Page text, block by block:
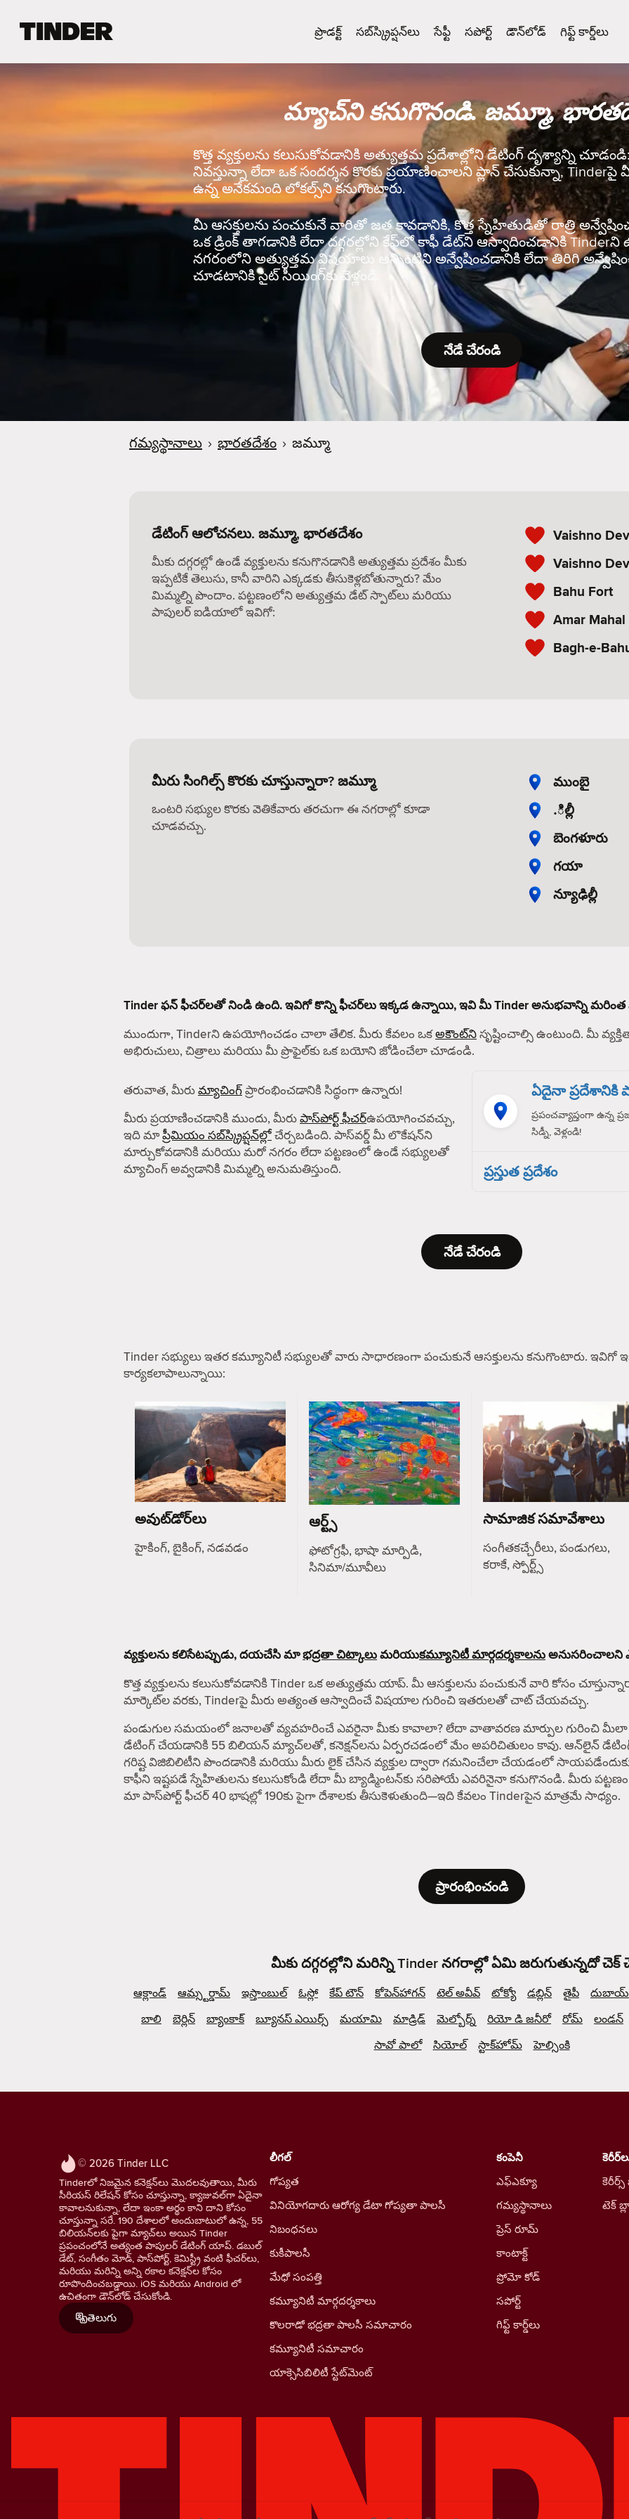
e
ప్రొడక్ట్ సబ్‌స్క్రిప్షన్‌లు సేఫ్టీ సపోర్ట్ డౌన్‌లోడ్ గిఫ్ట్ కార్డ్‌లు
మ్యాచ్‌ని కనుగొనండి. జమ్మూ,
కొత్త వ్యక్తులను కలుసుకోవడానికి అత్యుత్తమ ప్రదేశాల్లోని డేటింగ్ దృశ్యాన్ని
నివస్తున్నా లేదా ఒక సందర్శన కొరకు ప్రయాణించాలని ప్లాన్ చేసుకున్నా, Tinderపై
ఉన్న అనేకమంది లోకల్స్‌ని కనుగొంటారు.
మీ ఆసక్తులను పంచుకునే వారితో జత కావడానికి, కొత్త స్నేహితుడితో రాత్రి
ఒక డ్రింక్ తాగడానికి లేదా దగ్గరల్లోని కేఫ్‌లో కాఫీ డేట్‌ని ఆస్వాదించడానికి
నగరంలోని అత్యుత్తమ విషయాలు అన్నింటిని అన్వేషించడానికి లేదా తిరిగి
చూడటానికి సైట్ సీయింగ్‌కు వెళ్లండి.
నేడే చేరండి
గమ్యస్థానాలు › భారతదేశం › జమ్మూ
డేటింగ్ ఆలోచనలు. జమ్మూ, భారతదేశం
మీకు దగ్గరల్లో ఉండే వ్యక్తులను కనుగొనడానికి అత్యుత్తమ ప్రదేశం మీకు
ఇప్పటికే తెలుసు, కానీ వారిని ఎక్కడకు తీసుకెళ్లబోతున్నారు? మేం
మిమ్మల్ని పొందాం. పట్టణంలోని అత్యుత్తమ డేట్ స్పాట్‌లు మరియు
పాపులర్ ఐడియాలో ఇవిగో:
Vaishno
Vaishno
Bahu Fort
Amar
Bagh-e-
మీరు సింగిల్స్ కొరకు చూస్తున్నారా? జమ్మూ
ఒంటరి సభ్యుల కొరకు వెతికేవారు తరచుగా ఈ నగరాల్లో కూడా
చూడవచ్చు.
ముంబై
.ిల్లీ
బెంగళూరు
గయా
న్యూఢిల్లీ
Tinder ఫన్ ఫీచర్‌లతో నిండి ఉంది. ఇవిగో కొన్ని ఫీచర్‌లు ఇక్కడ ఉన్నాయి, ఇవి మీ Tinder అనుభవాన్ని
ముందుగా, Tinderని ఉపయోగించడం చాలా తేలిక. మీరు కేవలం ఒకఅకౌంట్‌నిసృష్టించాల్సి ఉంటుంది. మీ
అభిరుచులు, చిత్రాలు మరియు మీ ప్రొఫైల్‌కు ఒక బయోని జోడించేలా చూడండి.
తరువాత, మీరుమ్యాచింగ్ప్రారంభించడానికి సిద్ధంగా ఉన్నారు!
మీరు ప్రయాణించడానికి ముందు, మీరుపాస్‌పోర్ట్ ఫీచర్ఉపయోగించవచ్చు,
ఇది మాప్రీమియం సబ్‌స్క్రిప్షన్‌ల్లోచేర్చబడింది. పాస్‌వర్డ్ మీ లొకేషన్‌ని
మార్చుకోవడానికి మరియు మరో నగరం లేదా పట్టణంలో ఉండే సభ్యులతో
మ్యాచింగ్ అవ్వడానికి మిమ్మల్ని అనుమతిస్తుంది.
ఏదైనా ప్రదేశానికి
ప్రపంచవ్యాప్తంగా ఉన్న
సిడ్నీ, వెళ్లండి!
ప్రస్తుత ప్రదేశం
నేడే చేరండి
Tinder సభ్యులు ఇతర కమ్యూనిటీ సభ్యులతో వారు సాధారణంగా పంచుకునే ఆసక్తులను కనుగొంటారు.
కార్యకలాపాలున్నాయి:
అవుట్‌డోర్‌లు
హైకింగ్, బైకింగ్, నడవడం
ఆర్ట్స్
ఫోటోగ్రఫీ, భాషా మార్పిడి,
సినిమా/మూవీలు
సామాజిక సమావేశాలు
సంగీతకచ్చేరీలు, పండుగలు,
కరాకే, స్పోర్ట్స్
వ్యక్తులను కలిసేటప్పుడు, దయచేసి మాభద్రతా చిట్కాలుమరియుకమ్యూనిటీ మార్గదర్శకాలనుఅనుసరించాలని
కొత్త వ్యక్తులను కలుసుకోవడానికి Tinder ఒక అత్యుత్తమ యాప్. మీ ఆసక్తులను పంచుకునే వారి కోసం
మార్కెట్‌ల వరకు, Tinderపై మీరు అత్యంత ఆస్వాదించే విషయాల గురించి ఇతరులతో చాట్ చేయవచ్చు.
పండుగుల సమయంలో జనాలతో వ్యవహరించే ఎవరైనా మీకు కావాలా? లేదా వాతావరణ మార్పుల గురించి మీలా
డేటింగ్ చేయడానికి 55 బిలియన్ మ్యాచ్‌లతో, కనెక్షన్‌లను ఏర్పరచడంలో మేం అపరిచితులం కావు. ఆన్‌లైన్ డేటింగ్
గరిష్ట విజిబిలిటీని పొందడానికి మరియు మీరు లైక్ చేసిన వ్యక్తుల ద్వారా గమనించేలా చేయడంలో
కాఫీని ఇష్టపడే స్నేహితులను కలుసుకోండి లేదా మీ బ్యాడ్మింటన్‌కు సరిపోయే ఎవరినైనా కనుగొనండి. మీరు పట్టణం
మా పాస్‌పోర్ట్ ఫీచర్ 40 భాషల్లో 190కు పైగా దేశాలకు తీసుకెళుతుంది—ఇది కేవలం Tinderపైన మాత్రమే సాధ్యం.
ప్రారంభించండి
మీకు దగ్గరల్లోని మరిన్ని Tinder నగరాల్లో ఏమి జరుగుతున్నదో
ఆక్లాండ్ ఆమ్స్టర్డామ్ ఇస్తాంబుల్ ఓస్లో కేప్ టౌన్ కోపెన్‌హాగన్ టెల్ అవీవ్ టోక్యో డబ్లిన్ తైపీ
దుబాయ్
బాలి
బెర్లిన్ బ్యాంకాక్ బ్యూనస్ ఎయిర్స్ మయామి మాడ్రిడ్ మెల్బోర్న్ రియో డి జనీరో రోమ్
లండన్
సావో పాలో
సియోల్ స్టాక్‌హోమ్ హెల్సింకి
© 2026 Tinder LLC
Tinderలో నిజమైన కనెక్షన్‌లు మొదలవుతాయి, మీరు
సీరియస్ రిలేషన్ కోసం చూస్తున్నా, క్యాజువల్‌గా ఏదైనా
కావాలనుకున్నా, లేదా ఇంకా అర్థం కాని దాని కోసం
చూస్తున్నా సరే. 190 దేశాలలో అందుబాటులో ఉన్న, 55
బిలియన్‌లకు పైగా మ్యాచ్‌లు అయిన Tinder
ప్రపంచంలోనే అత్యంత పాపులర్ డేటింగ్ యాప్. డబుల్
డేట్, సంగీతం మోడ్, పాస్‌పోర్ట్, కెమిస్ట్రీ వంటి ఫీచర్‌లు,
మరియు మరిన్ని అన్ని రకాల కనెక్షన్‌ల కోసం
రూపొందించబడ్డాయి. iOS మరియు Android లో
ఉచితంగా డౌన్‌లోడ్ చేసుకోండి.
తెలుగు
లీగల్
గోప్యత
వినియోగదారు ఆరోగ్య డేటా గోప్యతా పాలసీ
నిబంధనలు
కుకీపాలసీ
మేధో సంపత్తి
కమ్యూనిటీ మార్గదర్శకాలు
కొలరాడో భద్రతా పాలసీ సమాచారం
కమ్యూనిటీ సమాచారం
యాక్సెసిబిలిటీ స్టేట్‌మెంట్
కెరీర్స్
టెక్
కంపెనీ
ఎఫ్ఎక్యూ
గమ్యస్థానాలు
ప్రెస్ రూమ్
కాంటాక్ట్
ప్రోమో కోడ్
సపోర్ట్
గిఫ్ట్ కార్డ్‌లు